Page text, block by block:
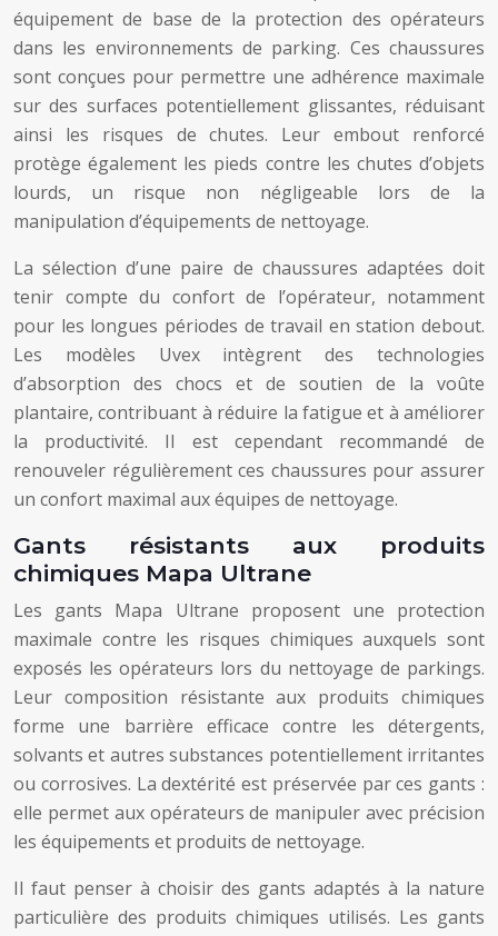
équipement de base de la protection des opérateurs
dans les environnements de parking. Ces chaussures
sont conçues pour permettre une adhérence maximale
sur des surfaces potentiellement glissantes, réduisant
ainsi les risques de chutes. Leur embout renforcé
protège également les pieds contre les chutes d’objets
lourds, un risque non négligeable lors de la
manipulation d’équipements de nettoyage.
La sélection d’une paire de chaussures adaptées doit
tenir compte du confort de l’opérateur, notamment
pour les longues périodes de travail en station debout.
Les modèles Uvex intègrent des technologies
d’absorption des chocs et de soutien de la voûte
plantaire, contribuant à réduire la fatigue et à améliorer
la productivité. Il est cependant recommandé de
renouveler régulièrement ces chaussures pour assurer
un confort maximal aux équipes de nettoyage.
Gants résistants aux produits
chimiques Mapa Ultrane
Les gants Mapa Ultrane proposent une protection
maximale contre les risques chimiques auxquels sont
exposés les opérateurs lors du nettoyage de parkings.
Leur composition résistante aux produits chimiques
forme une barrière efficace contre les détergents,
solvants et autres substances potentiellement irritantes
ou corrosives. La dextérité est préservée par ces gants :
elle permet aux opérateurs de manipuler avec précision
les équipements et produits de nettoyage.
Il faut penser à choisir des gants adaptés à la nature
particulière des produits chimiques utilisés. Les gants